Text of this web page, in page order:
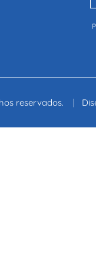
reservados. |